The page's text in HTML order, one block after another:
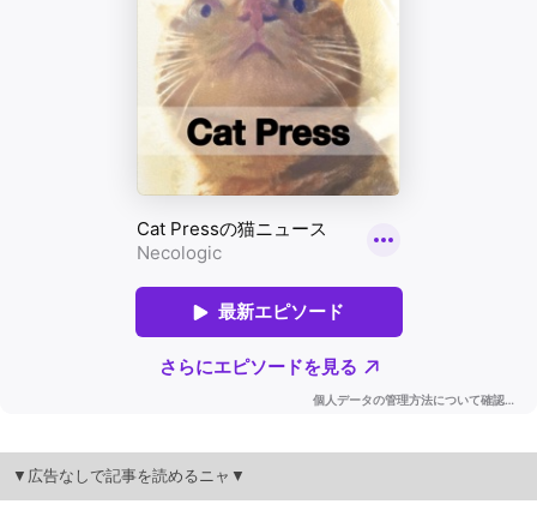
▼広告なしで記事を読めるニャ▼